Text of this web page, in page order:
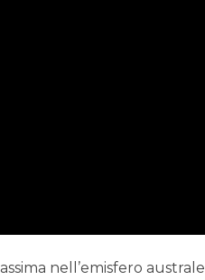
nell’emisfero australe